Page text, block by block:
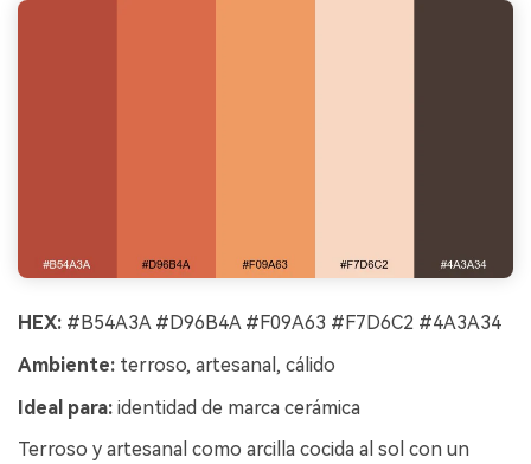
HEX: #B54A3A #D96B4A #F09A63 #F7D6C2 #4A3A34
Ambiente: terroso, artesanal, cálido
Ideal para: identidad de marca cerámica
Terroso y artesanal como arcilla cocida al sol con un